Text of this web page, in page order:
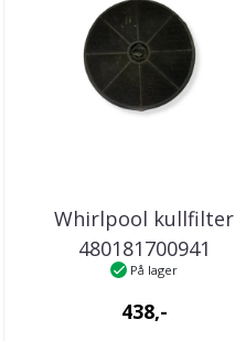
Whirlpool kullfilter
480181700941
kjøkkenventilator
På lager
438,-